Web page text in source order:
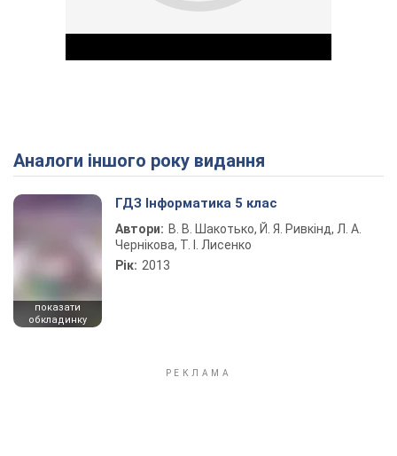
Play Video
Аналоги іншого року видання
показати
обкладинку
ГДЗ Інформатика 5 клас
Автори: В. В. Шакотько, Й. Я. Ривкінд, Л. А.
Чернікова, Т. І. Лисенко
Рік: 2013